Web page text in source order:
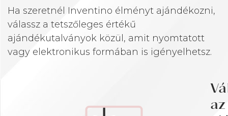
Ha szeretnél Inventino élményt ajándékozni,
válassz a tetszőleges értékű
ajándékutalványok közül, amit nyomtatott
vagy elektronikus formában is igényelhetsz.
az